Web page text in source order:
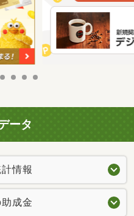
ータ
情報
成金